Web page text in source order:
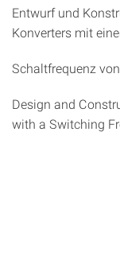
Entwurf und
Konverters mit
Schaltfrequenz
Design and
with a Switching